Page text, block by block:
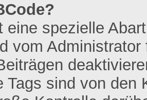
eine spezielle
vom
Tags sind von den